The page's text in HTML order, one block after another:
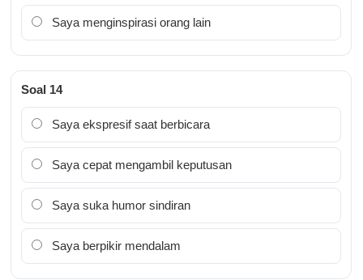
Saya menginspirasi orang lain
Soal 14
Saya ekspresif saat berbicara
Saya cepat mengambil keputusan
Saya suka humor sindiran
Saya berpikir mendalam